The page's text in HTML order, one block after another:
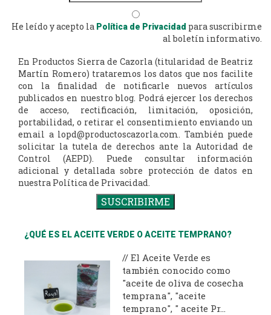
He leído y acepto la Política de Privacidad para suscribirme
al boletín informativo.
En Productos Sierra de Cazorla (titularidad de Beatriz
Martín Romero) trataremos los datos que nos facilite
con la finalidad de notificarle nuevos artículos
publicados en nuestro blog. Podrá ejercer los derechos
de acceso, rectificación, limitación, oposición,
portabilidad, o retirar el consentimiento enviando un
email a lopd@productoscazorla.com. También puede
solicitar la tutela de derechos ante la Autoridad de
Control (AEPD). Puede consultar información
adicional y detallada sobre protección de datos en
nuestra Política de Privacidad.
¿QUÉ ES EL ACEITE VERDE O ACEITE TEMPRANO?
// El Aceite Verde es
también conocido como
"aceite de oliva de cosecha
temprana", "aceite
temprano", " aceite Pr...